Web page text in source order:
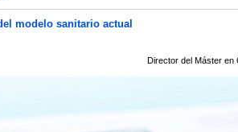
modelo sanitario actual
Director del Máster en